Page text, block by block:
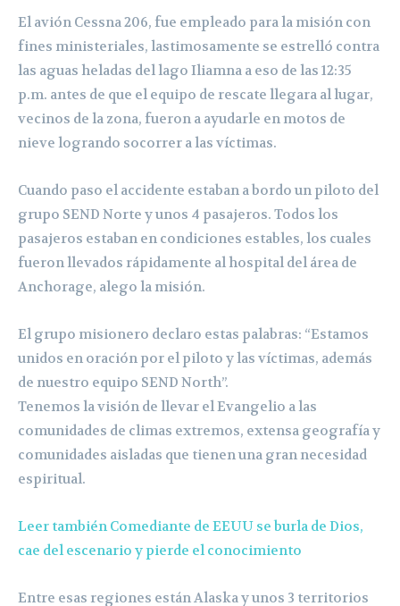
El avión Cessna 206, fue empleado para la misión con
fines ministeriales, lastimosamente se estrelló contra
las aguas heladas del lago Iliamna a eso de las 12:35
p.m. antes de que el equipo de rescate llegara al lugar,
vecinos de la zona, fueron a ayudarle en motos de
nieve logrando socorrer a las víctimas.
Cuando paso el accidente estaban a bordo un piloto del
grupo SEND Norte y unos 4 pasajeros. Todos los
pasajeros estaban en condiciones estables, los cuales
fueron llevados rápidamente al hospital del área de
Anchorage, alego la misión.
El grupo misionero declaro estas palabras: “Estamos
unidos en oración por el piloto y las víctimas, además
de nuestro equipo SEND North”.
Tenemos la visión de llevar el Evangelio a las
comunidades de climas extremos, extensa geografía y
comunidades aisladas que tienen una gran necesidad
espiritual.
Leer también Comediante de EEUU se burla de Dios,
cae del escenario y pierde el conocimiento
Entre esas regiones están Alaska y unos 3 territorios